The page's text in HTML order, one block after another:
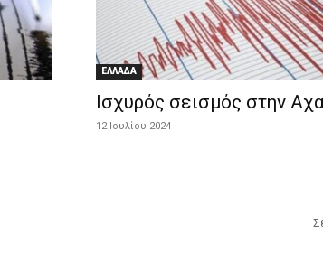
ΕΛΛΑΔΑ
Ισχυρός σεισμός στην
12 Ιουλίου 2024